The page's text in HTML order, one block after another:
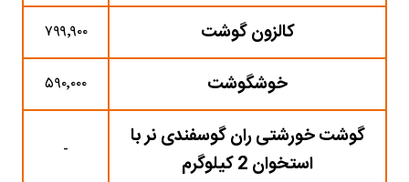
کالزون گوشت ۷۹۹٬۹۰۰
خوشگوشت ۵۹۰٬۰۰۰
گوشت خورشتی ران گوسفندی نر با
استخوان 2 کیلوگرم
-